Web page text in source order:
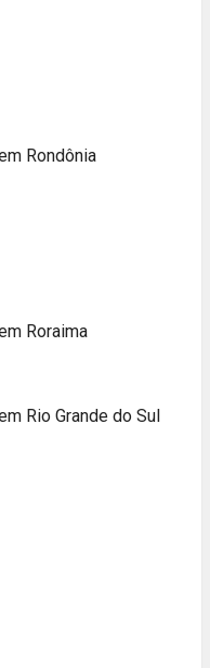
Rondônia
Roraima
Rio Grande do Sul